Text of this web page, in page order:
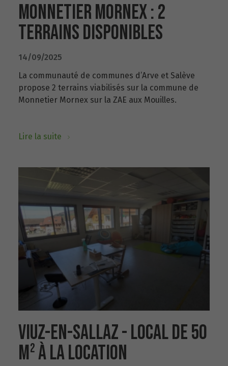
MONNETIER MORNEX : 2
TERRAINS DISPONIBLES
14/09/2025
La communauté de communes d’Arve et Salève
propose 2 terrains viabilisés sur la commune de
Monnetier Mornex sur la ZAE aux Mouilles.
Lire la suite
VIUZ-EN-SALLAZ - LOCAL DE 50
M² À LA LOCATION